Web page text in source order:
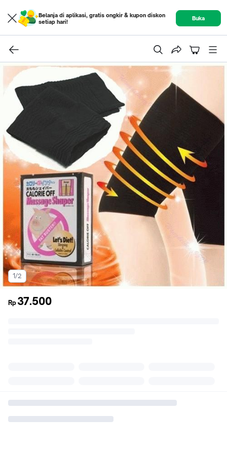
Belanja di aplikasi, gratis ongkir & kupon diskon
setiap hari!
Buka
1/2
Rp 37.500